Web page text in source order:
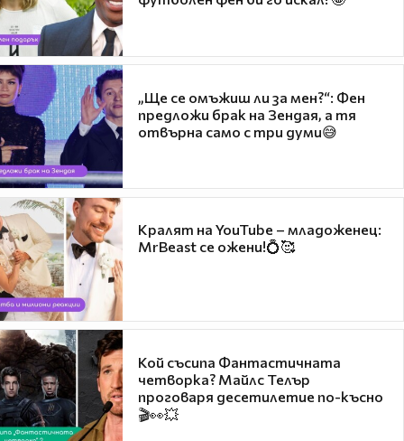
„Ще се омъжиш ли за мен?“: Фен
предложи брак на Зендая, а тя
отвърна само с три думи😅
Кралят на YouTube – младоженец:
MrBeast се ожени!💍🥰
Кой съсипа Фантастичната
четворка? Майлс Телър
проговаря десетилетие по-късно
🎬👀💥